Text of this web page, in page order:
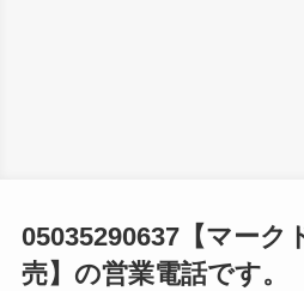
05035290637【マーク
売】の営業電話です。